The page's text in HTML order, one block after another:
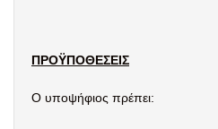
ΠΡΟΫΠΟΘΕΣΕΙΣ
Ο υποψήφιος πρέπει: